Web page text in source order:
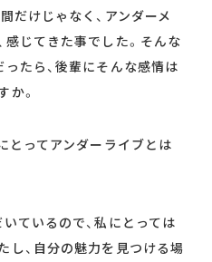
だけじゃなく、アンダーメ
感じてきた事でした。そんな
たら、後輩にそんな感情は
か。
とってアンダーライブとは
ているので、私にとっては
し、自分の魅力を見つける場